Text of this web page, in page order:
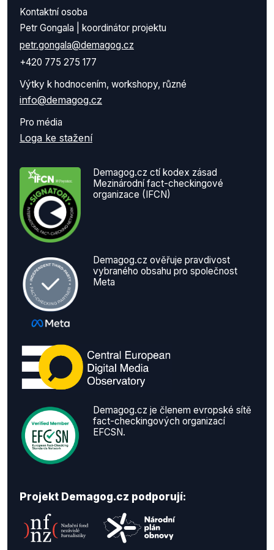
Kontaktní osoba
Petr Gongala | koordinátor projektu
petr.gongala@demagog.cz
+420 775 275 177
Výtky k hodnocením, workshopy, různé
info@demagog.cz
Pro média
Loga ke stažení
Demagog.cz ctí kodex zásad
Mezinárodní fact-checkingové
organizace (IFCN)
Demagog.cz ověřuje pravdivost
vybraného obsahu pro společnost
Meta
Demagog.cz je členem evropské sítě
fact-checkingových organizací
EFCSN.
Projekt Demagog.cz podporují: